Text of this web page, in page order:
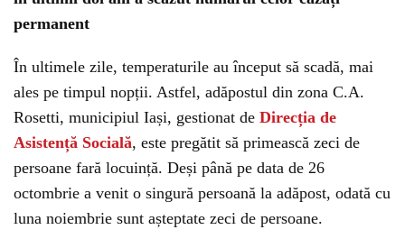
permanent
În ultimele zile, temperaturile au început să scadă, mai
ales pe timpul nopții. Astfel, adăpostul din zona C.A.
Rosetti, municipiul Iași, gestionat de Direcția de
Asistență Socială, este pregătit să primească zeci de
persoane fară locuință. Deși până pe data de 26
octombrie a venit o singură persoană la adăpost, odată cu
luna noiembrie sunt așteptate zeci de persoane.